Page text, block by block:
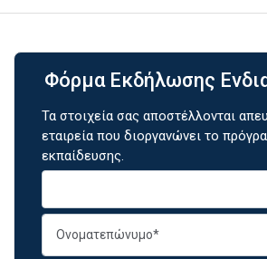
Φόρμα Εκδήλωσης
Τα στοιχεία σας αποστέλλονται
εταιρεία που διοργανώνει το
εκπαίδευσης.